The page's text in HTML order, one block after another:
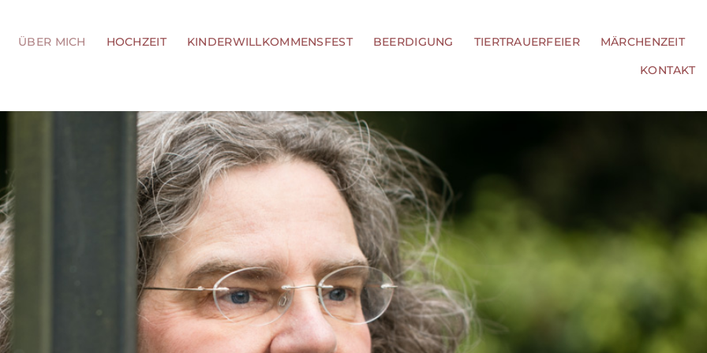
ÜBER MICH HOCHZEIT KINDERWILLKOMMENSFEST BEERDIGUNG TIERTRAUERFEIER
MÄRCHENZEIT
KONTAKT